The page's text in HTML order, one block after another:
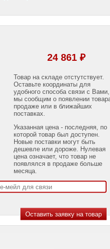
24 861 ₽
Товар на складе отстутствует.
Оставьте координаты для
удобного способа связи с Вами,
мы сообщим о появлении
продаже или в ближайших
поставках.
Указанная цена - последняя, по
которой товар был доступен.
Новые поставки могут быть
дешевле или дороже. Нулевая
цена означает, что товар не
появлялся в продаже больше
месяца.